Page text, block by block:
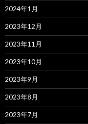
2024年1月
2023年12月
2023年11月
2023年10月
2023年9月
2023年8月
2023年7月